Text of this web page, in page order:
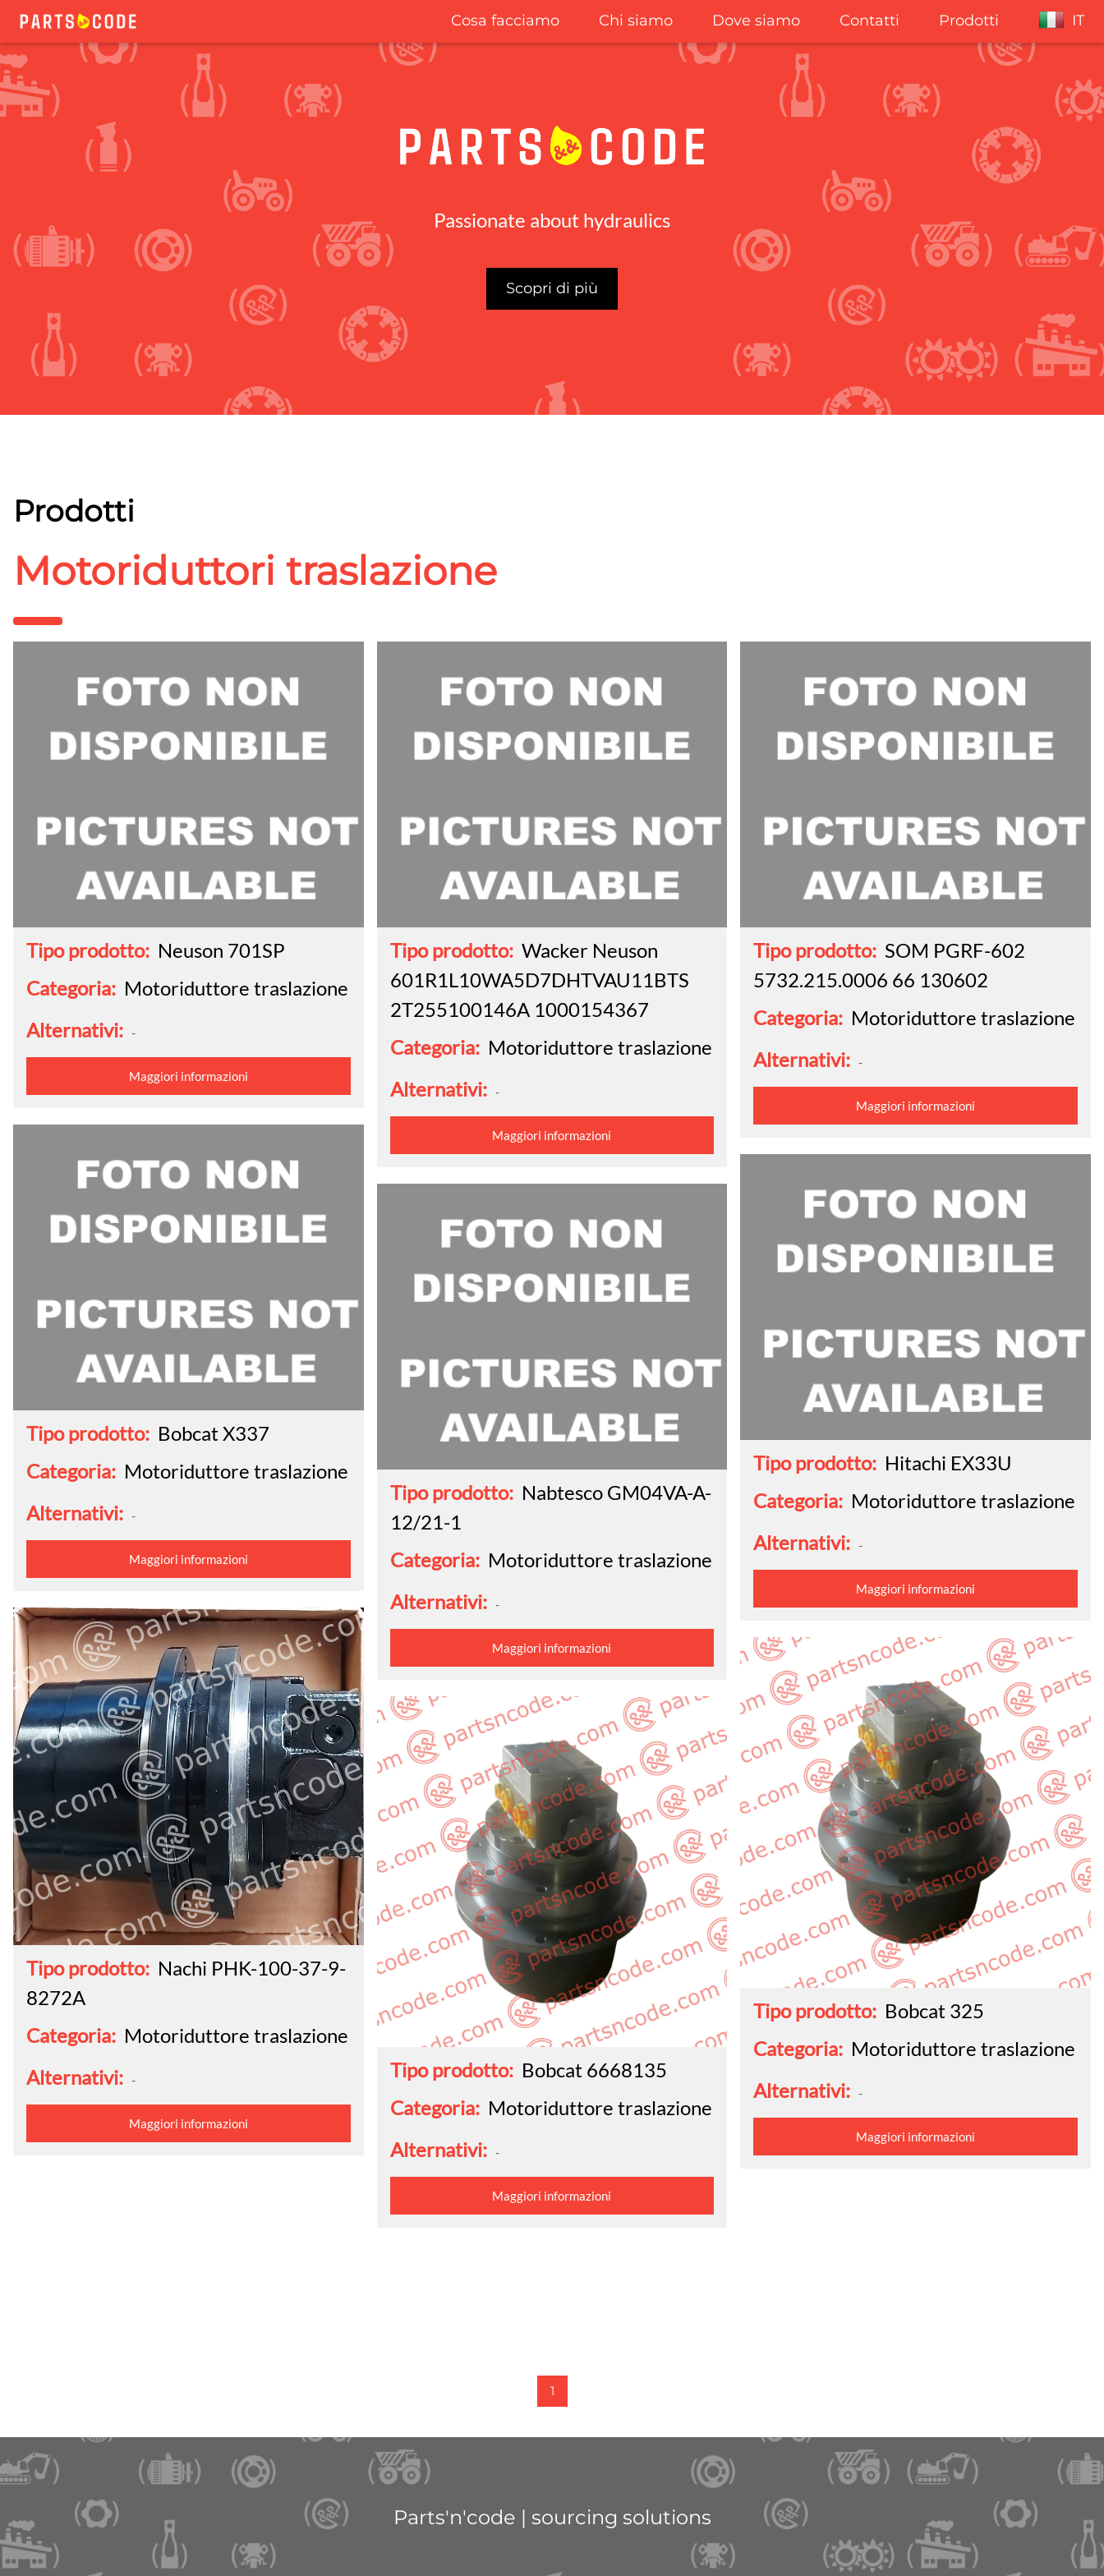
IT
Prodotti
Contatti
Dove siamo
Chi siamo
Cosa facciamo
Passionate about hydraulics
Scopri di più
Prodotti
Motoriduttori traslazione
Tipo prodotto: Neuson 701SP
Categoria: Motoriduttore traslazione
Alternativi: -
Maggiori informazioni
Tipo prodotto: Bobcat X337
Categoria: Motoriduttore traslazione
Alternativi: -
Maggiori informazioni
Tipo prodotto: Nachi PHK-100-37-9-
8272A
Categoria: Motoriduttore traslazione
Alternativi: -
Maggiori informazioni
Tipo prodotto: Wacker Neuson
601R1L10WA5D7DHTVAU11BTS
2T255100146A 1000154367
Categoria: Motoriduttore traslazione
Alternativi: -
Maggiori informazioni
Tipo prodotto: Nabtesco GM04VA-A-
12/21-1
Categoria: Motoriduttore traslazione
Alternativi: -
Maggiori informazioni
Tipo prodotto: Bobcat 6668135
Categoria: Motoriduttore traslazione
Alternativi: -
Maggiori informazioni
Tipo prodotto: SOM PGRF-602
5732.215.0006 66 130602
Categoria: Motoriduttore traslazione
Alternativi: -
Maggiori informazioni
Tipo prodotto: Hitachi EX33U
Categoria: Motoriduttore traslazione
Alternativi: -
Maggiori informazioni
Tipo prodotto: Bobcat 325
Categoria: Motoriduttore traslazione
Alternativi: -
Maggiori informazioni
1
Parts'n'code | sourcing solutions